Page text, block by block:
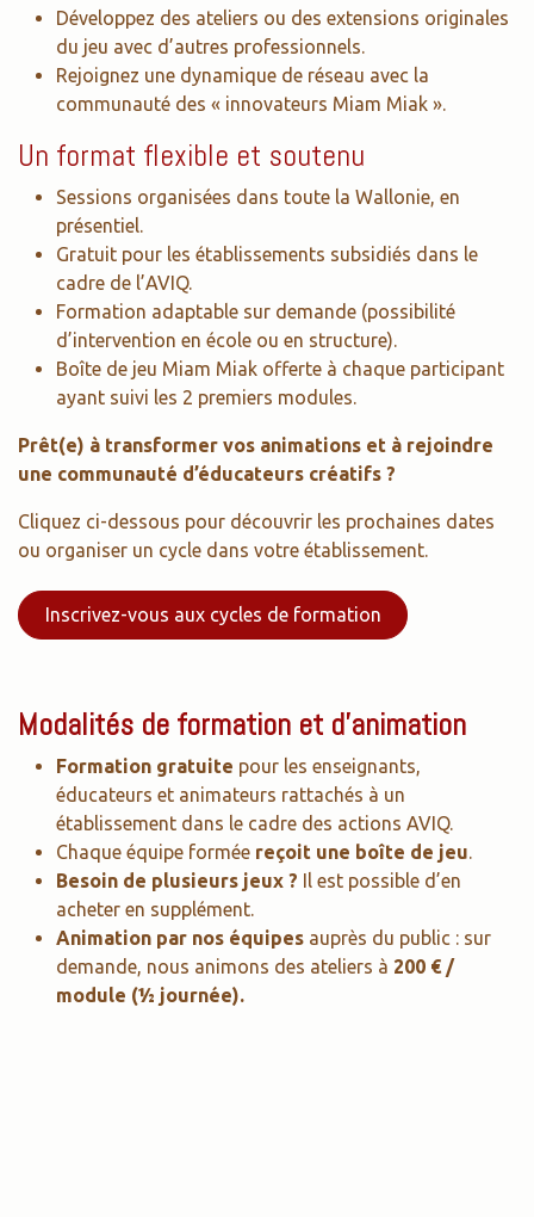
Développez des ateliers ou des extensions originales
du jeu avec d’autres professionnels.
Rejoignez une dynamique de réseau avec la
communauté des « innovateurs Miam Miak ».
Un format flexible et soutenu
Sessions organisées dans toute la Wallonie, en
présentiel.
Gratuit pour les établissements subsidiés dans le
cadre de l’AVIQ.
Formation adaptable sur demande (possibilité
d’intervention en école ou en structure).
Boîte de jeu Miam Miak offerte à chaque participant
ayant suivi les 2 premiers modules.
Prêt(e) à transformer vos animations et à rejoindre
une communauté d’éducateurs créatifs ?
Cliquez ci-dessous pour découvrir les prochaines dates
ou organiser un cycle dans votre établissement.
Inscrivez-vous aux cycles de formation
Modalités de formation et d’animation
Formation gratuite pour les enseignants,
éducateurs et animateurs rattachés à un
établissement dans le cadre des actions AVIQ.
Chaque équipe formée reçoit une boîte de jeu
Besoin de plusieurs jeux ? Il est possible d’en
acheter en supplément.
Animation par nos équipes auprès du public : sur
demande, nous animons des ateliers à 200 € /
module (½ journée).